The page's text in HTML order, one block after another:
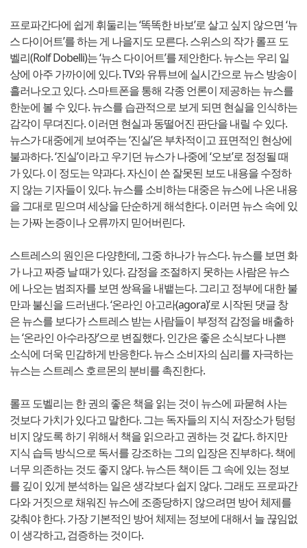
프로파간다에 쉽게 휘둘리는 ‘똑똑한 바보’로 살고 싶지 않으면 ‘뉴
스 다이어트’를 하는 게 나을지도 모른다. 스위스의 작가 롤프 도
벨리(Rolf Dobelli)는 ‘뉴스 다이어트’를 제안한다. 뉴스는 우리 일
상에 아주 가까이에 있다. TV와 유튜브에 실시간으로 뉴스 방송이
흘러나오고 있다. 스마트폰을 통해 각종 언론이 제공하는 뉴스를
한눈에 볼 수 있다. 뉴스를 습관적으로 보게 되면 현실을 인식하는
감각이 무뎌진다. 이러면 현실과 동떨어진 판단을 내릴 수 있다.
뉴스가 대중에게 보여주는 ‘진실’은 부차적이고 표면적인 현상에
불과하다. ‘진실’이라고 우기던 뉴스가 나중에 ‘오보’로 정정될 때
가 있다. 이 정도는 약과다. 자신이 쓴 잘못된 보도 내용을 수정하
지 않는 기자들이 있다. 뉴스를 소비하는 대중은 뉴스에 나온 내용
을 그대로 믿으며 세상을 단순하게 해석한다. 이러면 뉴스 속에 있
는 가짜 논증이나 오류까지 믿어버린다.
스트레스의 원인은 다양한데, 그중 하나가 뉴스다. 뉴스를 보면 화
가 나고 짜증 날 때가 있다. 감정을 조절하지 못하는 사람은 뉴스
에 나오는 범죄자를 보면 쌍욕을 내뱉는다. 그리고 정부에 대한 불
만과 불신을 드러낸다. ‘온라인 아고라(agora)’로 시작된 댓글 창
은 뉴스를 보다가 스트레스 받는 사람들이 부정적 감정을 배출하
는 ‘온라인 아수라장’으로 변질했다. 인간은 좋은 소식보다 나쁜
소식에 더욱 민감하게 반응한다. 뉴스 소비자의 심리를 자극하는
뉴스는 스트레스 호르몬의 분비를 촉진한다.
롤프 도벨리는 한 권의 좋은 책을 읽는 것이 뉴스에 파묻혀 사는
것보다 가치가 있다고 말한다. 그는 독자들의 지식 저장소가 텅텅
비지 않도록 하기 위해서 책을 읽으라고 권하는 것 같다. 하지만
지식 습득 방식으로 독서를 강조하는 그의 입장은 진부하다. 책에
너무 의존하는 것도 좋지 않다. 뉴스든 책이든 그 속에 있는 정보
를 깊이 있게 분석하는 일은 생각보다 쉽지 않다. 그래도 프로파간
다와 거짓으로 채워진 뉴스에 조종당하지 않으려면 방어 체제를
갖춰야 한다. 가장 기본적인 방어 체제는 정보에 대해서 늘 끊임없
이 생각하고, 검증하는 것이다.